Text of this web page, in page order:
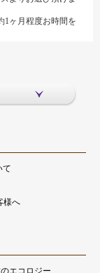
ヶ月程度お時間を
て
様へ
エコロジー